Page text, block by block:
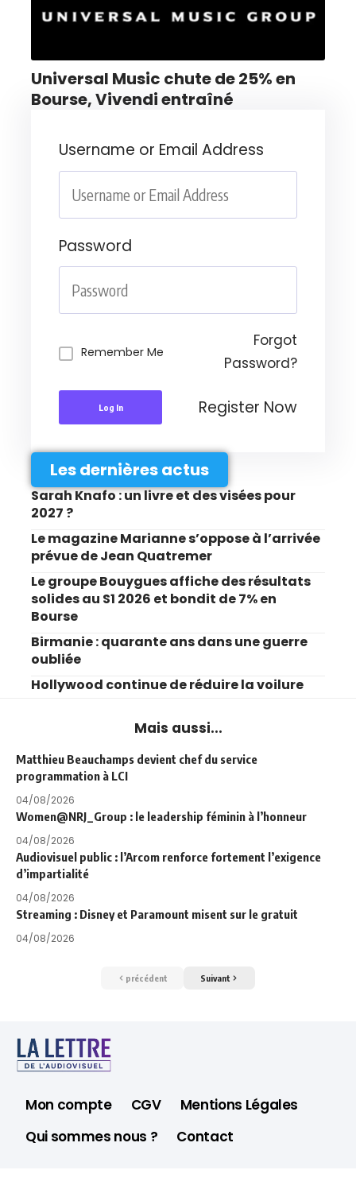
Universal Music chute de 25% en
Bourse, Vivendi entraîné
Username or Email Address
Password
Remember Me
Forgot
Password?
Log In Register Now
Les dernières actus
Sarah Knafo : un livre et des visées pour
2027 ?
Le magazine Marianne s’oppose à l’arrivée
prévue de Jean Quatremer
Le groupe Bouygues affiche des résultats
solides au S1 2026 et bondit de 7% en
Bourse
Birmanie : quarante ans dans une guerre
oubliée
Hollywood continue de réduire la voilure
Mais aussi...
Matthieu Beauchamps devient chef du service
programmation à LCI
04/08/2026
Women@NRJ_Group : le leadership féminin à l’honneur
04/08/2026
Audiovisuel public : l’Arcom renforce fortement l’exigence
d’impartialité
04/08/2026
Streaming : Disney et Paramount misent sur le gratuit
04/08/2026
précédent Suivant
Mon compte CGV
Mentions Légales
Qui sommes nous ?
Contact